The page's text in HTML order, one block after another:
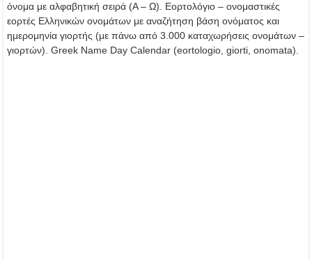
όνομα με αλφαβητική σειρά (Α – Ω). Εορτολόγιο – ονομαστικές
εορτές Ελληνικών ονομάτων με αναζήτηση βάση ονόματος και
ημερομηνία γιορτής (με πάνω από 3.000 καταχωρήσεις ονομάτων –
γιορτών). Greek Name Day Calendar (eortologio, giorti, onomata).